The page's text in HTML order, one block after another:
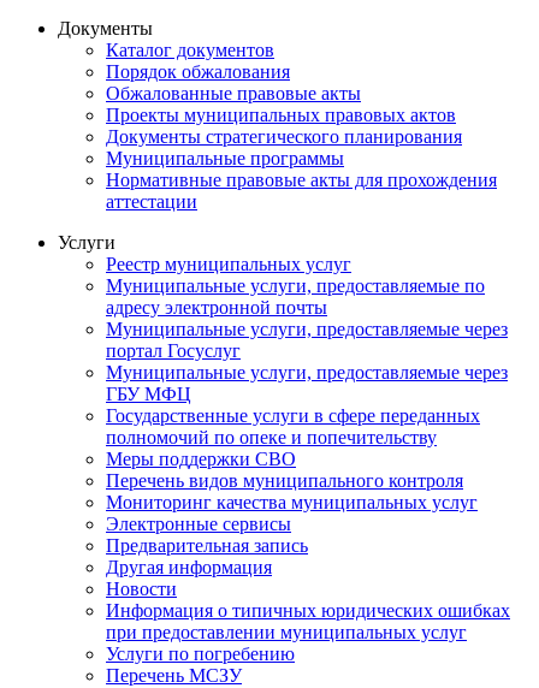
Документы
Каталог документов
Порядок обжалования
Обжалованные правовые акты
Проекты муниципальных правовых актов
Документы стратегического планирования
Муниципальные программы
Нормативные правовые акты для прохождения
аттестации
Услуги
Реестр муниципальных услуг
Муниципальные услуги, предоставляемые по
адресу электронной почты
Муниципальные услуги, предоставляемые через
портал Госуслуг
Муниципальные услуги, предоставляемые через
ГБУ МФЦ
Государственные услуги в сфере переданных
полномочий по опеке и попечительству
Меры поддержки СВО
Перечень видов муниципального контроля
Мониторинг качества муниципальных услуг
Электронные сервисы
Предварительная запись
Другая информация
Новости
Информация о типичных юридических ошибках
при предоставлении муниципальных услуг
Услуги по погребению
Перечень МСЗУ